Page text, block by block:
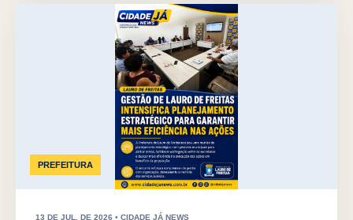
PREFEITURA
13 DE JUL. DE 2026 • CIDADE JÁ NEWS